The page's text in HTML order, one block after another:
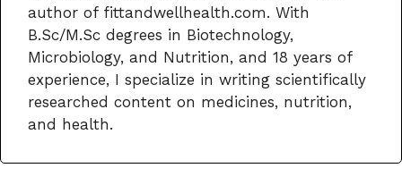
author of fittandwellhealth.com. With
B.Sc/M.Sc degrees in Biotechnology,
Microbiology, and Nutrition, and 18 years of
experience, I specialize in writing scientifically
researched content on medicines, nutrition,
and health.